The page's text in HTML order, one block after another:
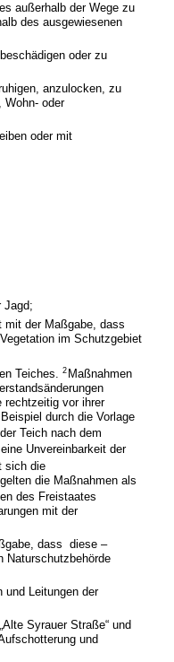
außerhalb der Wege zu
des ausgewiesenen
oder zu
anzulocken, zu
Wohn- oder
oder mit
Jagd;
mit der Maßgabe, dass
im Schutzgebiet
Teiches.2 Maßnahmen
rechtzeitig vor ihrer
durch die Vorlage
Teich nach dem
Unvereinbarkeit der
sich die
die Maßnahmen als
des Freistaates
mit der
dass diese –
Naturschutzbehörde
und Leitungen der
Syrauer Straße“ und
und